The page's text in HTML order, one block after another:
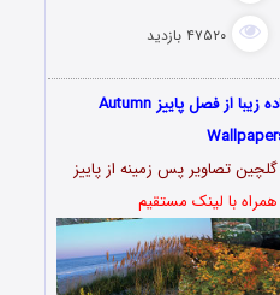
۴۷۵۲۰ بازدید
دانلود والپیپرهای فوق العاده زیبا از فصل پاییز Autumn
با لینک مستقیم